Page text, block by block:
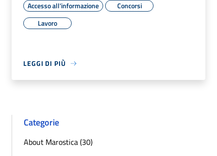
Accesso all'informazione
Concorsi
Lavoro
LEGGI DI PIÙ
Categorie
About Marostica (30)